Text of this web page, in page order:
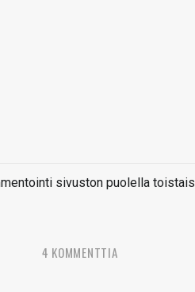
sivuston puolella
4 KOMMENTTIA